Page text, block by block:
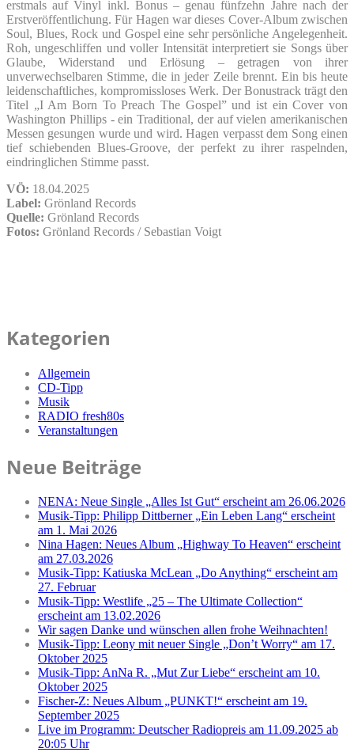
erstmals auf Vinyl inkl. Bonus – genau fünfzehn Jahre nach der
Erstveröffentlichung. Für Hagen war dieses Cover-Album zwischen
Soul, Blues, Rock und Gospel eine sehr persönliche Angelegenheit.
Roh, ungeschliffen und voller Intensität interpretiert sie Songs über
Glaube, Widerstand und Erlösung – getragen von ihrer
unverwechselbaren Stimme, die in jeder Zeile brennt. Ein bis heute
leidenschaftliches, kompromissloses Werk. Der Bonustrack trägt den
Titel „I Am Born To Preach The Gospel” und ist ein Cover von
Washington Phillips - ein Traditional, der auf vielen amerikanischen
Messen gesungen wurde und wird. Hagen verpasst dem Song einen
tief schiebenden Blues-Groove, der perfekt zu ihrer raspelnden,
eindringlichen Stimme passt.
VÖ: 18.04.2025
Label: Grönland Records
Quelle: Grönland Records
Fotos: Grönland Records / Sebastian Voigt
Kategorien
Allgemein
CD-Tipp
Musik
RADIO fresh80s
Veranstaltungen
Neue Beiträge
NENA: Neue Single „Alles Ist Gut“ erscheint am 26.06.2026
Musik-Tipp: Philipp Dittberner „Ein Leben Lang“ erscheint
am 1. Mai 2026
Nina Hagen: Neues Album „Highway To Heaven“ erscheint
am 27.03.2026
Musik-Tipp: Katiuska McLean „Do Anything“ erscheint am
27. Februar
Musik-Tipp: Westlife „25 – The Ultimate Collection“
erscheint am 13.02.2026
Wir sagen Danke und wünschen allen frohe Weihnachten!
Musik-Tipp: Leony mit neuer Single „Don’t Worry“ am 17.
Oktober 2025
Musik-Tipp: AnNa R. „Mut Zur Liebe“ erscheint am 10.
Oktober 2025
Fischer-Z: Neues Album „PUNKT!“ erscheint am 19.
September 2025
Live im Programm: Deutscher Radiopreis am 11.09.2025 ab
20:05 Uhr